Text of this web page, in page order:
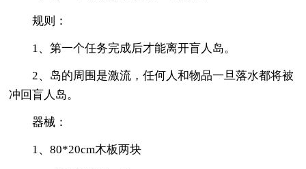
规则：
1、第一个任务完成后才能离开盲人岛。
2、岛的周围是激流，任何人和物品一旦落水都将被
冲回盲人岛。
器械：
1、80*20cm木板两块